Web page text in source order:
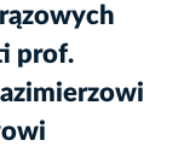
prof.